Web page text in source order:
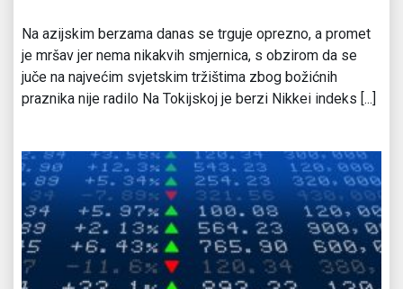
Na azijskim berzama danas se trguje oprezno, a promet
je mršav jer nema nikakvih smjernica, s obzirom da se
juče na najvećim svjetskim tržištima zbog božićnih
praznika nije radilo Na Tokijskoj je berzi Nikkei indeks [...]